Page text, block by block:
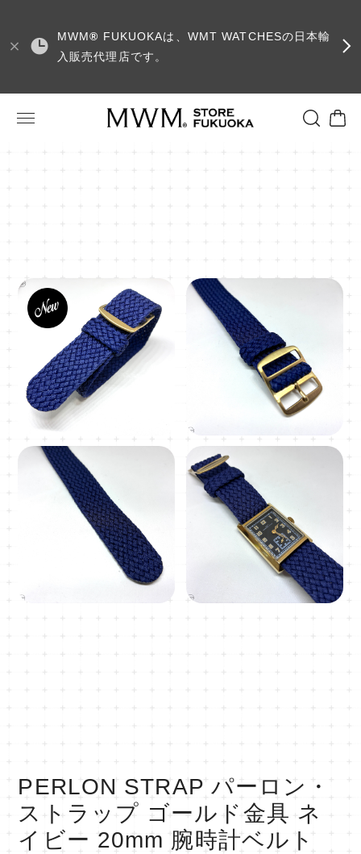
MWM® FUKUOKAは、WMT WATCHESの日本輸
入販売代理店です。
PERLON STRAP パーロン・
ストラップ ゴールド金具 ネ
イビー 20mm 腕時計ベルト